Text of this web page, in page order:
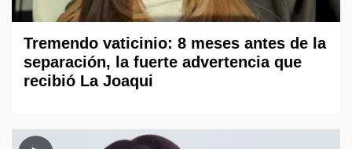
Tremendo vaticinio: 8 meses antes de la
separación, la fuerte advertencia que
recibió La Joaqui